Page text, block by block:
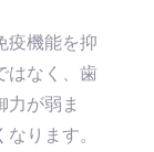
疫機能を抑
はなく、歯
力が弱ま
ります。